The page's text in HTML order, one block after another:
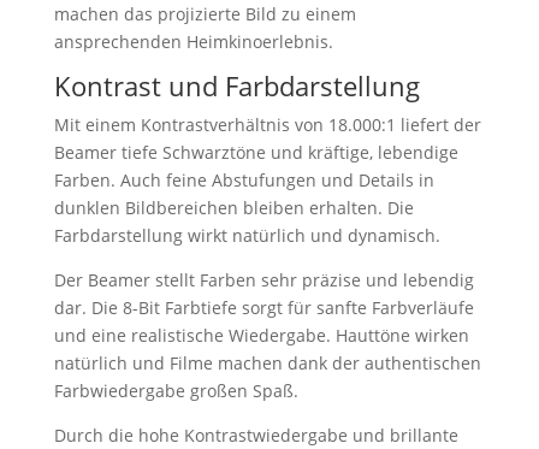
machen das projizierte Bild zu einem
ansprechenden Heimkinoerlebnis.
Kontrast und Farbdarstellung
Mit einem Kontrastverhältnis von 18.000:1 liefert der
Beamer tiefe Schwarztöne und kräftige, lebendige
Farben. Auch feine Abstufungen und Details in
dunklen Bildbereichen bleiben erhalten. Die
Farbdarstellung wirkt natürlich und dynamisch.
Der Beamer stellt Farben sehr präzise und lebendig
dar. Die 8-Bit Farbtiefe sorgt für sanfte Farbverläufe
und eine realistische Wiedergabe. Hauttöne wirken
natürlich und Filme machen dank der authentischen
Farbwiedergabe großen Spaß.
Durch die hohe Kontrastwiedergabe und brillante